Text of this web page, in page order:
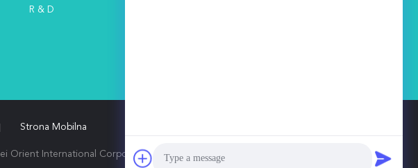
R & D
Strona Mobilna
Orient International Corporation. All Rights Reserved.